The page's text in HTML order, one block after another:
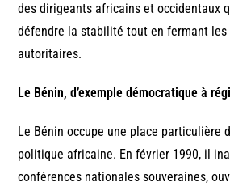
des dirigeants africains et occidentaux
défendre la stabilité tout en fermant les
autoritaires.
Le Bénin, d’exemple démocratique à
Le Bénin occupe une place particulière
politique africaine. En février 1990, il
conférences nationales souveraines,